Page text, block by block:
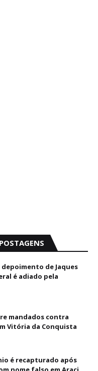
depoimento de Jaques
é adiado pela
mandados contra
Vitória da Conquista
é recapturado após